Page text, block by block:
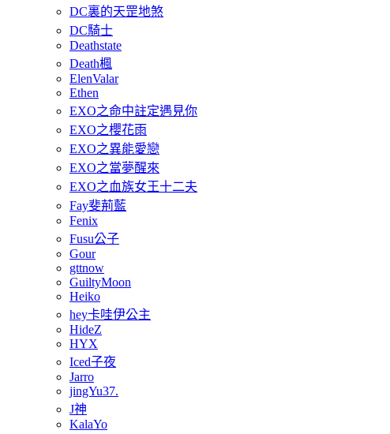
DC裏的天罡地煞
DC騎士
Deathstate
Death楓
ElenValar
Ethen
EXO之命中註定遇見你
EXO之櫻花雨
EXO之異能愛戀
EXO之當夢醒來
EXO之血族女王十二夫
Fay斐荊藍
Fenix
Fusu公子
Gour
gttnow
GuiltyMoon
Heiko
hey卡哇伊公主
HideZ
HYX
Iced子夜
Jarro
jingYu37.
J神
KalaYo